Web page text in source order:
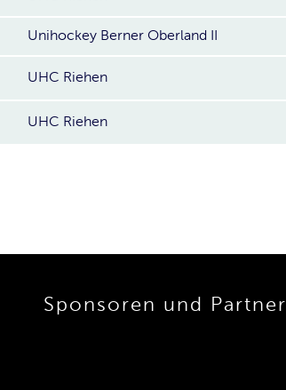
Unihockey Berner Oberland II
UHC Riehen
UHC Riehen
Sponsoren und Partner